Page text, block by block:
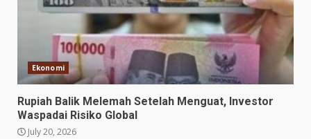
Ekonomi
Rupiah Balik Melemah Setelah Menguat, Investor
Waspadai Risiko Global
July 20, 2026